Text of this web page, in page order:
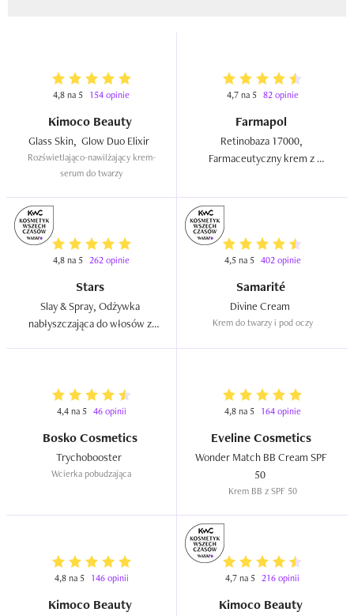
4,8 na 5 154 opinie
Kimoco Beauty
Rozświetlająco-nawilżający krem-
serum do twarzy
4,7 na 5 82 opinie
Farmapol
Retinobaza 17000,
Farmaceutyczny krem z
4,8 na 5 262 opinie
Stars
Slay & Spray, Odżywka
nabłyszczająca do włosów z
4,5 na 5 402 opinie
Samarité
Krem do twarzy i pod oczy
4,4 na 5 46 opinii
Bosko Cosmetics
Wcierka pobudzająca
4,8 na 5 164 opinie
Eveline Cosmetics
Wonder Match BB Cream SPF
Krem BB z SPF 50
4,8 na 5 146 opinii
Kimoco Beauty
4,7 na 5 216 opinii
Kimoco Beauty